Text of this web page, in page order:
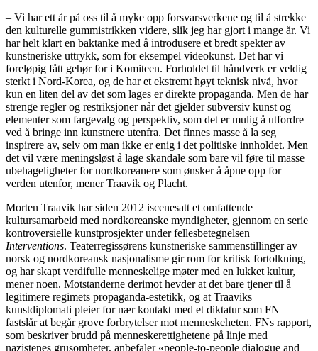
– Vi har ett år på oss til å myke opp forsvarsverkene og til å strekke
den kulturelle gummistrikken videre, slik jeg har gjort i mange år. Vi
har helt klart en baktanke med å introdusere et bredt spekter av
kunstneriske uttrykk, som for eksempel videokunst. Det har vi
foreløpig fått gehør for i Komiteen. Forholdet til håndverk er veldig
sterkt i Nord-Korea, og de har et ekstremt høyt teknisk nivå, hvor
kun en liten del av det som lages er direkte propaganda. Men de har
strenge regler og restriksjoner når det gjelder subversiv kunst og
elementer som fargevalg og perspektiv, som det er mulig å utfordre
ved å bringe inn kunstnere utenfra. Det finnes masse å la seg
inspirere av, selv om man ikke er enig i det politiske innholdet. Men
det vil være meningsløst å lage skandale som bare vil føre til masse
ubehageligheter for nordkoreanere som ønsker å åpne opp for
verden utenfor, mener Traavik og Placht.
Morten Traavik har siden 2012 iscenesatt et omfattende
kultursamarbeid med nordkoreanske myndigheter, gjennom en serie
kontroversielle kunstprosjekter under fellesbetegnelsen
Interventions. Teaterregissørens kunstneriske sammenstillinger av
norsk og nordkoreansk nasjonalisme gir rom for kritisk fortolkning,
og har skapt verdifulle menneskelige møter med en lukket kultur,
mener noen. Motstanderne derimot hevder at det bare tjener til å
legitimere regimets propaganda-estetikk, og at Traaviks
kunstdiplomati pleier for nær kontakt med et diktatur som FN
fastslår at begår grove forbrytelser mot menneskeheten. FNs rapport,
som beskriver brudd på menneskerettighetene på linje med
nazistenes grusomheter, anbefaler «people-to-people dialogue and